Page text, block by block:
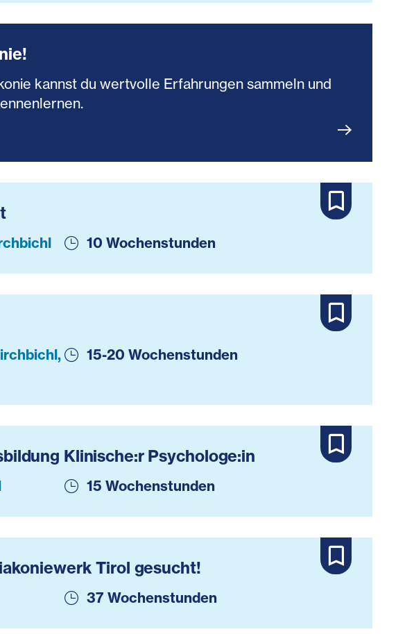
kannst du wertvolle Erfahrungen sammeln und
10 Wochenstunden
15-20 Wochenstunden
Klinische:r Psychologe:in
15 Wochenstunden
Tirol gesucht!
37 Wochenstunden